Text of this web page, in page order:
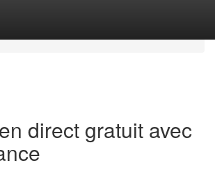
direct gratuit avec